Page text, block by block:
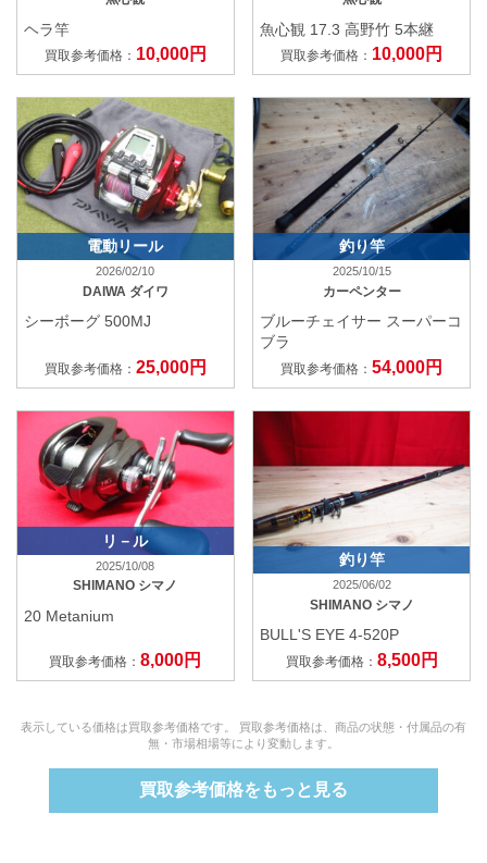
ヘラ竿
買取参考価格： 10,000円
魚心観 17.3 高野竹 5本継
買取参考価格： 10,000円
電動リール
2026/02/10
DAIWA ダイワ
シーボーグ 500MJ
買取参考価格： 25,000円
釣り竿
2025/10/15
カーペンター
ブルーチェイサー スーパーコ
ブラ
買取参考価格：54,000円
リ－ル
2025/10/08
SHIMANO シマノ
20 Metanium
買取参考価格：8,000円
釣り竿
2025/06/02
SHIMANO シマノ
BULL'S EYE 4-520P
買取参考価格： 8,500円
表示している価格は買取参考価格です。 買取参考価格は、商品の状態・付属品の有
無・市場相場等により変動します。
買取参考価格をもっと見る